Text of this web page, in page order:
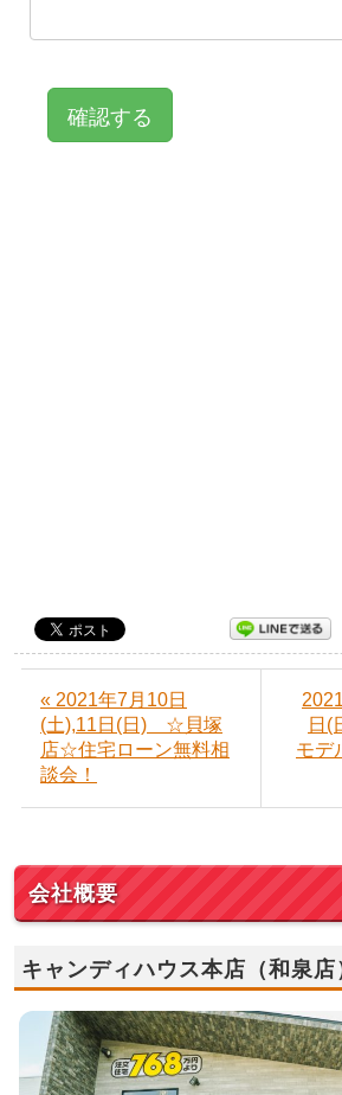
« 2021年7月10日
(土),11日(日) ☆貝塚
店☆住宅ローン無料相
談会！
日(
モデ
会社概要
キャンディハウス本店（和泉店